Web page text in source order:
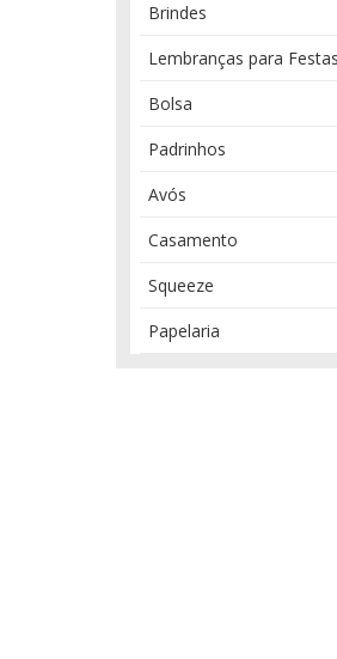
Brindes
Lembranças para Festas
Bolsa
Padrinhos
Avós
Casamento
Squeeze
Papelaria